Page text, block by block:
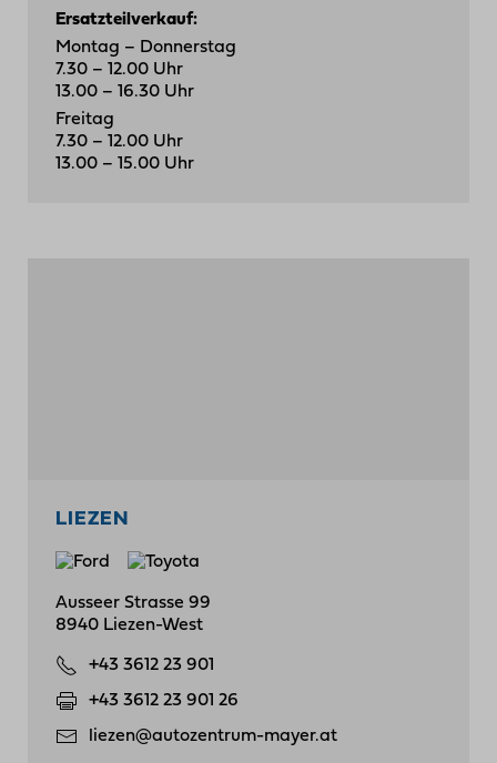
Ersatzteilverkauf:
Montag – Donnerstag
7.30 – 12.00 Uhr
13.00 – 16.30 Uhr
Freitag
7.30 – 12.00 Uhr
13.00 – 15.00 Uhr
LIEZEN
Ausseer Strasse 99
8940 Liezen-West
+43 3612 23 901
+43 3612 23 901 26
liezen@autozentrum-mayer.at